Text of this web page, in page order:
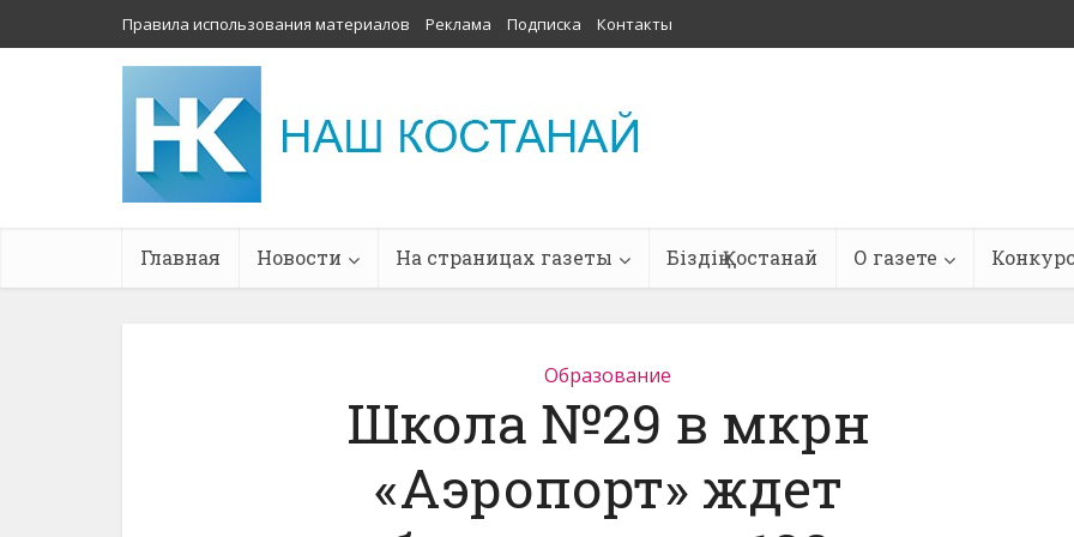
Правила использования материалов Реклама Подписка Контакты
Главная Новости На страницах газеты Біздің Қостанай О газете
Образование
Школа №29 в мкрн
«Аэропорт» ждет